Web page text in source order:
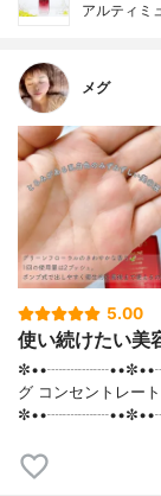
アルティミ
メグ
5.00
使い続けたい美
グ コンセントレー